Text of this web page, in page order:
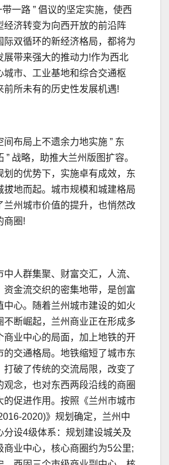
带一路 ” 倡议的坚定实施，使西
经济转变为向西开放的前沿阵
际双循环的新经济格局，都将为
展带来强大的推动力!作为西北
城市、工业基地和综合交通枢
前所未有的历史性发展机遇!
布局上不遗余力地实施 ” 东
” 战略，助推大兰州版图扩容。
划的优势下，实施卓有成效，东
拔地而起。城市规模和城建格局
兰州城市价值的提升，也悄然改
商圈!
人群集聚、财富交汇，人流、
资金流交织的密集地带，是创富
中心。随着兰州城市建设的如火
不断崛起，兰州商业正在形成多
商业中心的局面，加上地铁的开
的交通格局。地铁缩短了城市东
打破了传统的交流局限，改变了
观念，也对东西两段沿线的商圈
的促进作用。按照《兰州市城市
2020)》规划确定，兰州中
分设4级体系：规划建设城关及
商业中心，核心商圈约为5公里;